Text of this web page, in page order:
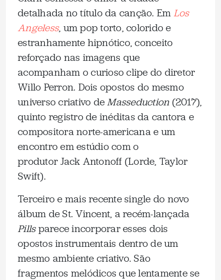
detalhada no título da canção. Em Los
Angeless, um pop torto, colorido e
estranhamente hipnótico, conceito
reforçado nas imagens que
acompanham o curioso clipe do diretor
Willo Perron. Dois opostos do mesmo
universo criativo deMasseduction (2017),
quinto registro de inéditas da cantora e
compositora norte-americana e um
encontro em estúdio com o
produtor Jack Antonoff (Lorde, Taylor
Swift).
Terceiro e mais recente single do novo
álbum de St. Vincent, a recém-lançada
Pillsparece incorporar esses dois
opostos instrumentais dentro de um
mesmo ambiente criativo. São
fragmentos melódicos que lentamente se